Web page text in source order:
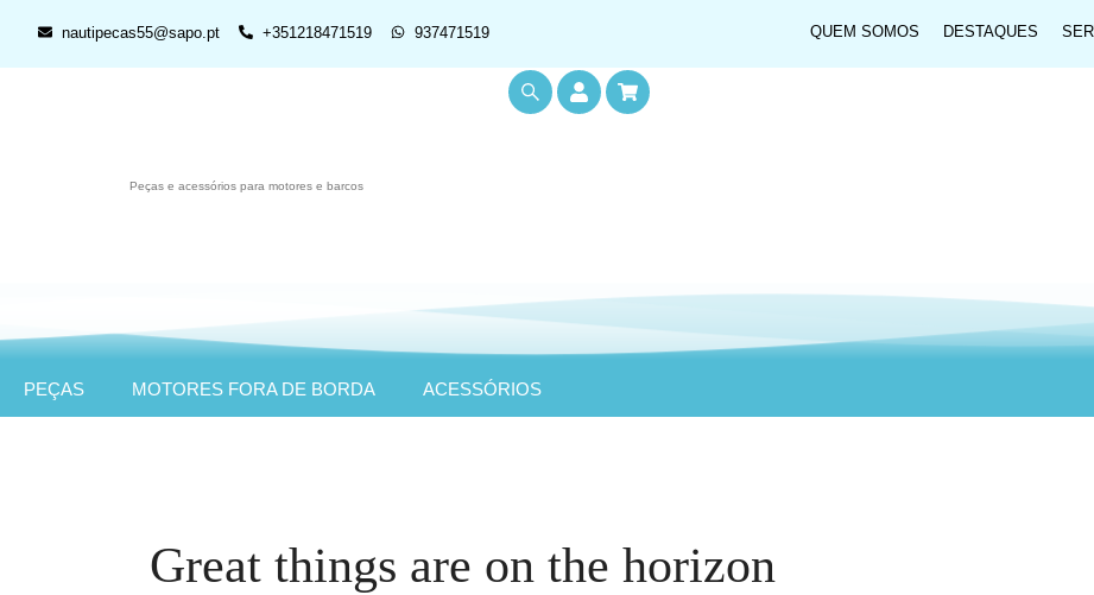
nautipecas55@sapo.pt +351218471519 937471519 QUEM SOMOS DESTAQUES
Peças e acessórios para motores e barcos
PEÇAS MOTORES FORA DE BORDA ACESSÓRIOS
Great things are on the horizon